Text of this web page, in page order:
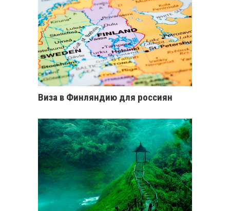
Виза в Финляндию для россиян